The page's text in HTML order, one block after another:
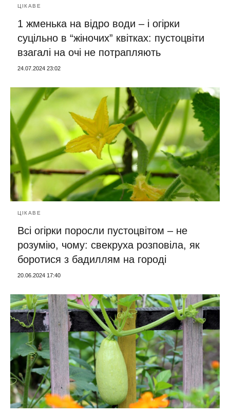
ЦІКАВЕ
1 жменька на відро води – і огірки
суцільно в “жіночих” квітках: пустоцвіти
взагалі на очі не потрапляють
24.07.2024 23:02
ЦІКАВЕ
Всі огірки поросли пустоцвітом – не
розумію, чому: свекруха розповіла, як
боротися з бадиллям на городі
20.06.2024 17:40